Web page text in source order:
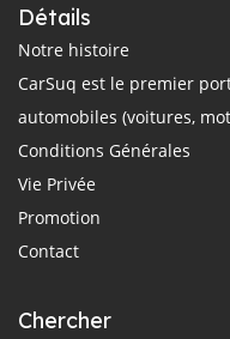
Détails
Notre histoire
CarSuq est le premier
automobiles (voitures,
Conditions Générales
Vie Privée
Promotion
Contact
Chercher